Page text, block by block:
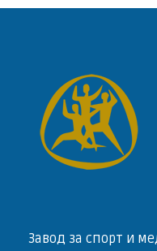
Завод за спорт и